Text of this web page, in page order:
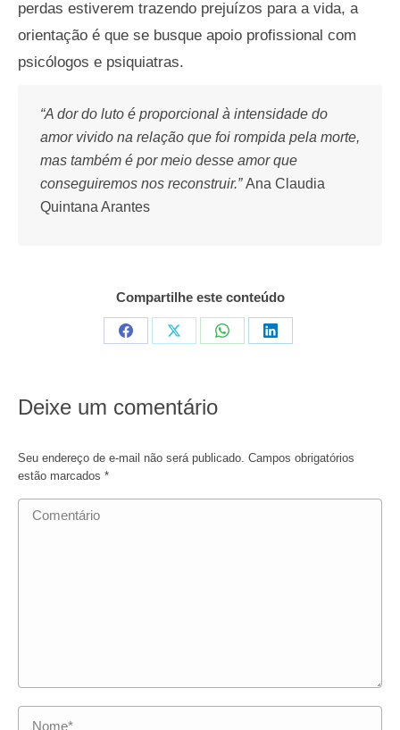
perdas estiverem trazendo prejuízos para a vida, a
orientação é que se busque apoio profissional com
psicólogos e psiquiatras.
“A dor do luto é proporcional à intensidade do
amor vivido na relação que foi rompida pela morte,
mas também é por meio desse amor que
conseguiremos nos reconstruir.”Ana Claudia
Quintana Arantes
Compartilhe este conteúdo
CompartilharCompartilharCompartilharCompartilhar
Deixe um comentário
Seu endereço de e-mail não será publicado. Campos obrigatórios
estão marcados *
Comentário
Nome *